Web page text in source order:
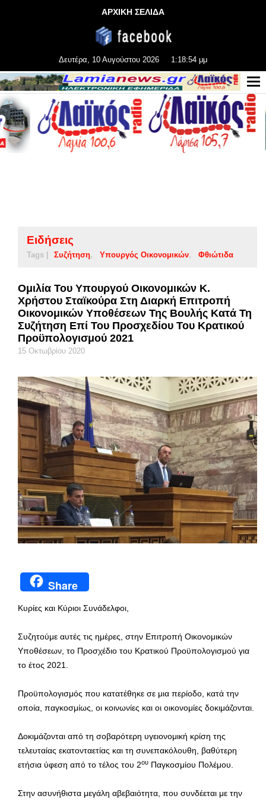
ΑΡΧΙΚΗ ΣΕΛΙΔΑ
Δευτέρα, 10 Αυγούστου 2026 1:18:55 μμ
Ειδήσεις
Tags | Συζήτηση Υπουργός Οικονομικών Φθιώτιδα
Ομιλία Του Υπουργού Οικονομικών Κ.
Χρήστου Σταϊκούρα Στη Διαρκή Επιτροπή
Οικονομικών Υποθέσεων Της Βουλής Κατά Τη
Συζήτηση Επί Του Προσχεδίου Του Κρατικού
Προϋπολογισμού 2021
15 Οκτωβρίου 2020
Share
Κυρίες και Κύριοι Συνάδελφοι,
Συζητούμε αυτές τις ημέρες, στην Επιτροπή Οικονομικών
Υποθέσεων, το Προσχέδιο του Κρατικού Προϋπολογισμού για
το έτος 2021.
Προϋπολογισμός που κατατέθηκε σε μια περίοδο, κατά την
οποία, παγκοσμίως, οι κοινωνίες και οι οικονομίες δοκιμάζονται.
Δοκιμάζονται από τη σοβαρότερη υγειονομική κρίση της
τελευταίας εκατονταετίας και τη συνεπακόλουθη, βαθύτερη
ετήσια ύφεση από το τέλος του 2ου Παγκοσμίου Πολέμου.
Στην ασυνήθιστα μεγάλη αβεβαιότητα, που συνδέεται με την